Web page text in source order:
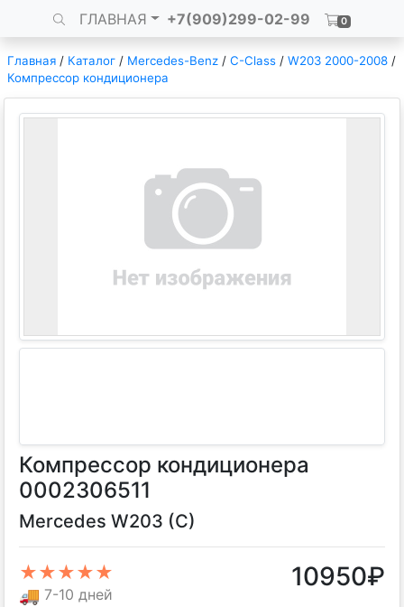
ГЛАВНАЯ +7(909)299-02-99 0
Главная / Каталог / Mercedes-Benz / C-Class / W203 2000-2008 /
Компрессор кондиционера
Компрессор кондиционера
0002306511
Mercedes W203 (C)
★★★★★
🚚 7-10 дней
10950₽